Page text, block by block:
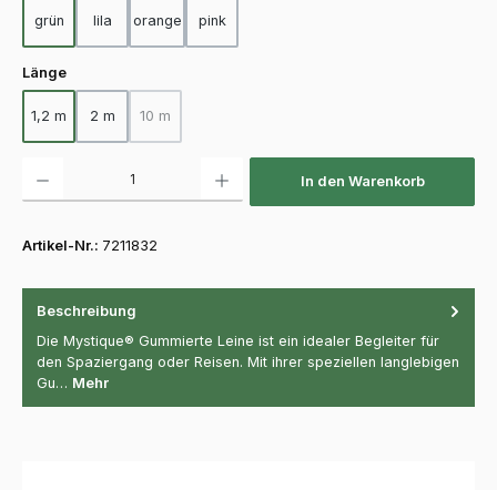
grün lila orange pink
Längeauswählen
1,2 m 2 m 10 m
(Diese Option ist zurzeit nicht verfügbar.)
In den Warenkorb
Artikel-Nr.: 7211832
Beschreibung
Die Mystique® Gummierte Leine ist ein idealer Begleiter für
den Spaziergang oder Reisen. Mit ihrer speziellen langlebigen
Gu… Mehr